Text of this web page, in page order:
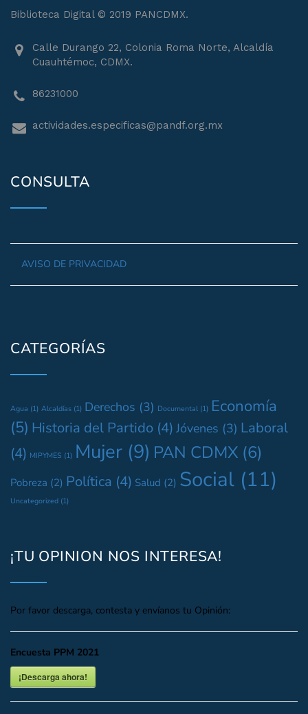
Biblioteca Digital © 2019 PANCDMX.
Calle Durango 22, Colonia Roma Norte, Alcaldía
Cuauhtémoc, CDMX.
86231000
actividades.especificas@pandf.org.mx
CONSULTA
AVISO DE PRIVACIDAD
CATEGORÍAS
Agua (1) Alcaldías (1) Derechos (3) Documental (1) Economía
(5) Historia del Partido (4) Jóvenes (3) Laboral
(4) MIPYMES (1) Mujer (9) PAN CDMX (6)
Pobreza (2) Política (4) Salud (2) Social (11)
Uncategorized (1)
¡TU OPINION NOS INTERESA!
Por favor descarga, contesta y envíanos tu Opinión:
Encuesta PPM 2021
¡Descarga ahora!